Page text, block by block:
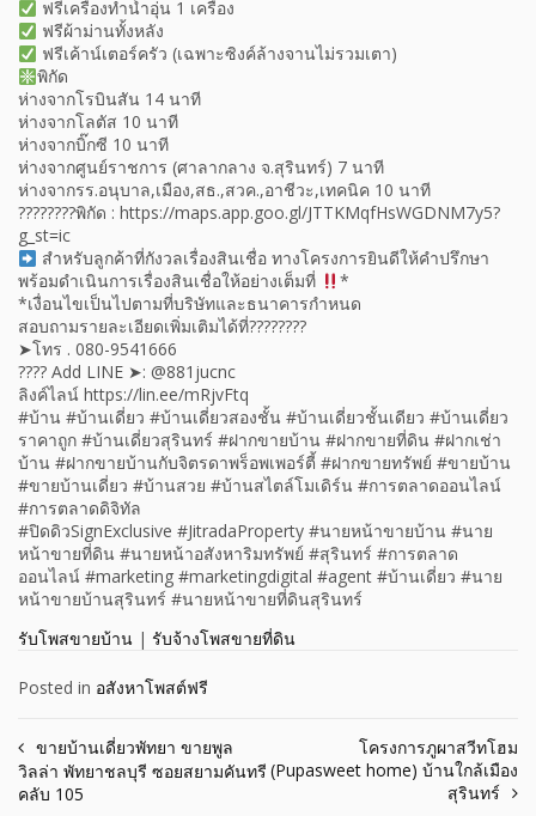
ฟรีเครื่องทำน้ำอุ่น 1 เครื่อง
ฟรีผ้าม่านทั้งหลัง
ฟรีเค้าน์เตอร์ครัว (เฉพาะซิงค์ล้างจานไม่รวมเตา)
พิกัด
ห่างจากโรบินสัน 14 นาที
ห่างจากโลตัส 10 นาที
ห่างจากบิ๊กซี 10 นาที
ห่างจากศูนย์ราชการ (ศาลากลาง จ.สุรินทร์) 7 นาที
ห่างจากรร.อนุบาล,เมือง,สธ.,สวค.,อาชีวะ,เทคนิค 10 นาที
????????พิกัด : https://maps.app.goo.gl/JTTKMqfHsWGDNM7y5?
g_st=ic
สำหรับลูกค้าที่กังวลเรื่องสินเชื่อ ทางโครงการยินดีให้คำปรึกษา
พร้อมดำเนินการเรื่องสินเชื่อให้อย่างเต็มที่
*
*เงื่อนไขเป็นไปตามที่บริษัทและธนาคารกำหนด
สอบถามรายละเอียดเพิ่มเติมได้ที่????????
➤โทร . 080-9541666
???? Add LINE ➤: @881jucnc
ลิงค์ไลน์ https://lin.ee/mRjvFtq
#บ้าน #บ้านเดี่ยว #บ้านเดี่ยวสองชั้น #บ้านเดี่ยวชั้นเดียว #บ้านเดี่ยว
ราคาถูก #บ้านเดี่ยวสุรินทร์ #ฝากขายบ้าน #ฝากขายที่ดิน #ฝากเช่า
บ้าน #ฝากขายบ้านกับจิตรดาพร็อพเพอร์ตี้ #ฝากขายทรัพย์ #ขายบ้าน
#ขายบ้านเดี่ยว #บ้านสวย #บ้านสไตล์โมเดิร์น #การตลาดออนไลน์
#การตลาดดิจิทัล
#ปิดดิวSignExclusive #JitradaProperty #นายหน้าขายบ้าน #นาย
หน้าขายที่ดิน #นายหน้าอสังหาริมทรัพย์ #สุรินทร์ #การตลาด
ออนไลน์ #marketing #marketingdigital #agent #บ้านเดี่ยว #นาย
หน้าขายบ้านสุรินทร์ #นายหน้าขายที่ดินสุรินทร์
รับโพสขายบ้าน | รับจ้างโพสขายที่ดิน
Posted in อสังหาโพสต์ฟรี
Post
navigation
ขายบ้านเดี่ยวพัทยา ขายพูล
วิลล่า พัทยาชลบุรี ซอยสยามคันทรี
คลับ 105
โครงการภูผาสวีทโฮม
(Pupasweet home) บ้านใกล้เมือง
สุรินทร์